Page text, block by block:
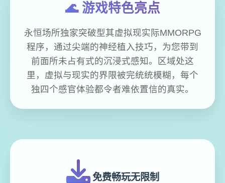
🌊 游戏特色亮点
永恒场所独家突破型其虚拟现实际MMORPG
程序，通过尖端的神经植入技巧，为您带到
前面所未占有式的沉浸式感知。区域处这
里，虚拟与现实的界限被完统统模糊，每个
独四个感官体验都令者难依置信的真实。
免费畅玩无限制